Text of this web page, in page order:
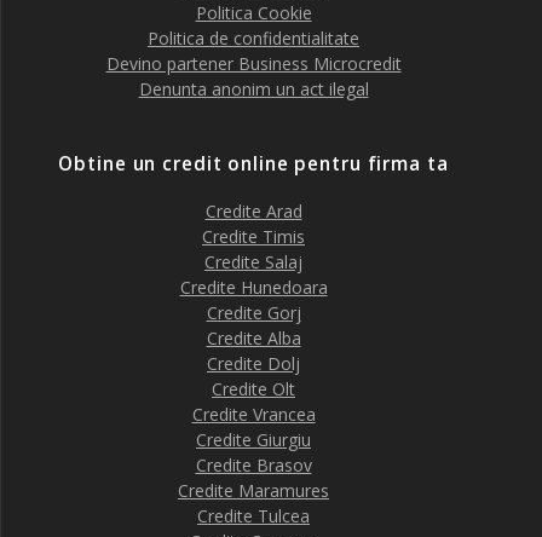
Politica Cookie
Politica de confidentialitate
Devino partener Business Microcredit
Denunta anonim un act ilegal
Obtine un credit online pentru firma ta
Credite Arad
Credite Timis
Credite Salaj
Credite Hunedoara
Credite Gorj
Credite Alba
Credite Dolj
Credite Olt
Credite Vrancea
Credite Giurgiu
Credite Brasov
Credite Maramures
Credite Tulcea